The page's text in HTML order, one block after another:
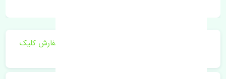
برای اطلاع از موجودی و قیمت به روز روی ثبت سفارش کلیک